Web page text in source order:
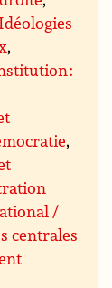
Idéologies
,
:
,
/
centrales